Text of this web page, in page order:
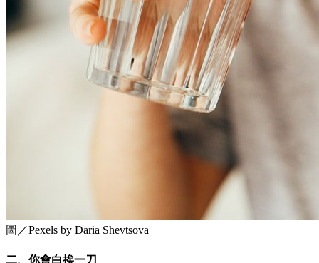
圖／Pexels by Daria Shevtsova
二、你會白挨一刀